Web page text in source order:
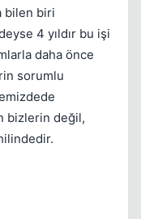
bilen biri
4 yıldır bu işi
daha önce
sorumlu
bizlerin değil,